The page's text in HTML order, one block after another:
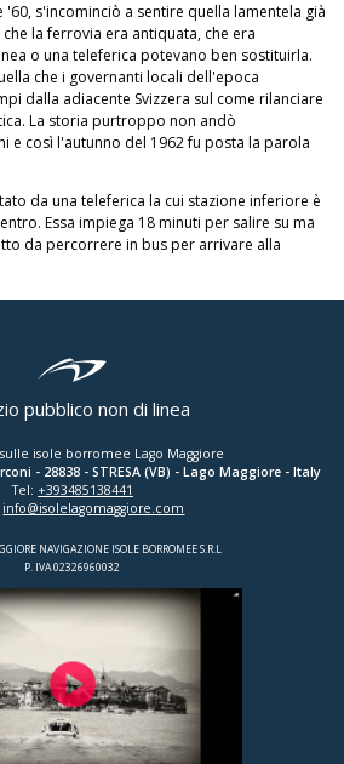
s'incominciò a sentire quella lamentela già
la ferrovia era antiquata, che era
o una teleferica potevano ben sostituirla.
che i governanti locali dell'epoca
dalla adiacente Svizzera sul come rilanciare
La storia purtroppo non andò
e così l'autunno del 1962 fu posta la parola
da una teleferica la cui stazione inferiore è
Essa impiega 18 minuti per salire su ma
da percorrere in bus per arrivare alla
pubblico non di linea
isole borromee Lago Maggiore
- 28838- STRESA (VB) - Lago Maggiore - Italy
Tel: +393485138441
info@isolelagomaggiore.com
NAVIGAZIONE ISOLE BORROMEE S.R.L
P. IVA 02326960032